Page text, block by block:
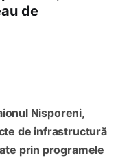
de
Nisporeni,
de infrastructură
prin programele